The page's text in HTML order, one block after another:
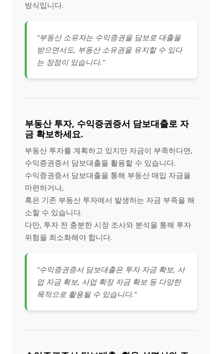
방식입니다.
“부동산 소유자는 수익증권을 담보로 대출을
받으면서도, 부동산 소유권을 유지할 수 있다
는 장점이 있습니다.”
부동산 투자, 수익증권증서 담보대출로 자
금 확보하세요.
부동산 투자를 계획하고 있지만 자금이 부족하다면,
수익증권증서 담보대출을 활용할 수 있습니다.
수익증권증서 담보대출을 통해 부동산 매입 자금을
마련하거나,
혹은 기존 부동산 투자에서 발생하는 자금 부족을 해
소할 수 있습니다.
다만, 투자 전 충분한 시장 조사와 분석을 통해 투자
위험을 최소화해야 합니다.
“수익증권증서 담보대출은 투자 자금 확보, 사
업 자금 확보, 사업 확장 자금 확보 등 다양한
목적으로 활용될 수 있습니다.”